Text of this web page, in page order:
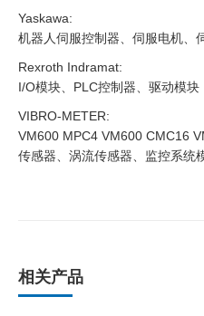
Yaskawa:
机器人伺服控制器、伺服电机、
Rexroth Indramat:
I/O模块、PLC控制器、驱动模块
VIBRO-METER:
VM600 MPC4 VM600 CMC16
传感器、涡流传感器、监控系统
相关产品